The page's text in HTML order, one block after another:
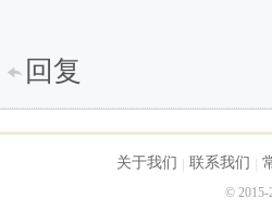
回复
关于我们 联系我们
© 2015-